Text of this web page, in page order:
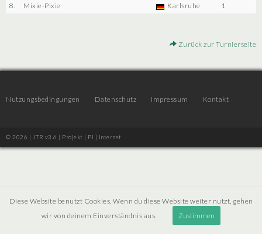
8.
Mixie-Pixie Karlsruhe 1
Zurück zur Turnierseite
Nutzungsbedingungen Datenschutz Impressum Kontakt
© 2026 | JTR v3.6 | Projekt [ PI ] Internet
Diese Website benutzt Cookies. Wenn du diese Website weiter nutzt, gehen
wir von deinem Einverständnis aus.
Zustimmen